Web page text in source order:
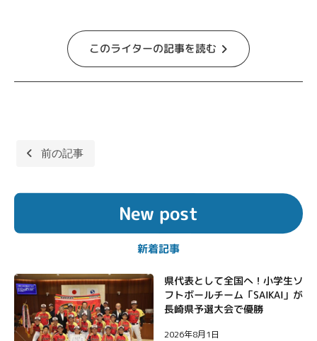
このライターの記事を読む
投
ナ
ゲ
シ
ョ
ン
前の記事
New post
新着記事
県代表として全国へ！小学生ソ
フトボールチーム「SAIKAI」が
長崎県予選大会で優勝
2026年8月1日